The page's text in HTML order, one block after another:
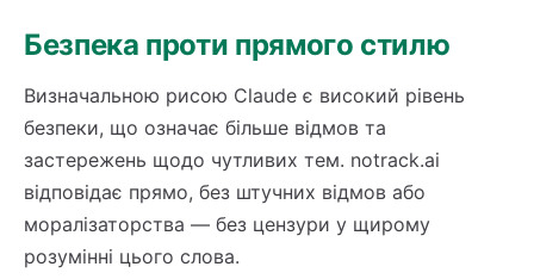
Безпека проти прямого стилю
Визначальною рисою Claude є високий рівень
безпеки, що означає більше відмов та
застережень щодо чутливих тем. notrack.ai
відповідає прямо, без штучних відмов або
моралізаторства — без цензури у щирому
розумінні цього слова.